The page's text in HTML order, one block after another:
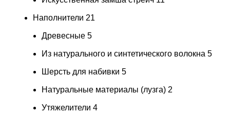
Наполнители 21
Древесные 5
Из натурального и синтетического волокна 5
Шерсть для набивки 5
Натуральные материалы (лузга) 2
Утяжелители 4